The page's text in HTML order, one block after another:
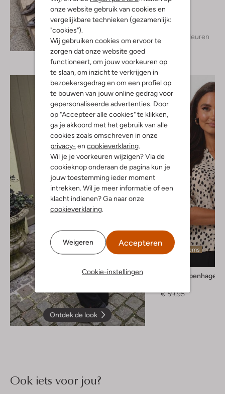
onze website gebruik van cookies en
vergelijkbare technieken (gezamenlijk:
"cookies").
Wij gebruiken cookies om ervoor te
zorgen dat onze website goed
functioneert, om jouw voorkeuren op
te slaan, om inzicht te verkrijgen in
bezoekersgedrag en om een profiel op
te bouwen van jouw online gedrag voor
gepersonaliseerde advertenties. Door
op "Accepteer alle cookies" te klikken,
ga je akkoord met het gebruik van alle
cookies zoals omschreven in onze
privacy- en cookieverklaring
Wil je je voorkeuren wijzigen? Via de
cookieknop onderaan de pagina kun je
jouw toestemming ieder moment
intrekken. Wil je meer informatie of een
klacht indienen? Ga naar onze
cookieverklaring
Weigeren Accepteren
Cookie-instellingen
Ontdek de look
Blouse
€ 119,99
+ meer kleuren
Ontdek de look
Laatste items
Msch Copenhagen
€ 59,95
Ook iets voor jou?